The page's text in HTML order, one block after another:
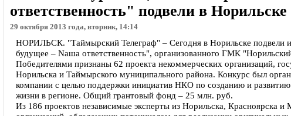
ответственность" подвели в Норильске
29 октября 2013 года, вторник, 14:14
НОРИЛЬСК. "Таймырский Телеграф" – Сегодня в Норильске подвели
будущее – Nаша ответственность", организованного ГМК
Победителями признаны 62 проекта некоммерческих организаций,
Норильска и Таймырского муниципального района. Конкурс был
компании с целью поддержки инициатив НКО по созданию и
жизни в регионе. Общий грантовый фонд – 25 млн. руб.
Из 186 проектов независимые эксперты из Норильска, Красноярска и